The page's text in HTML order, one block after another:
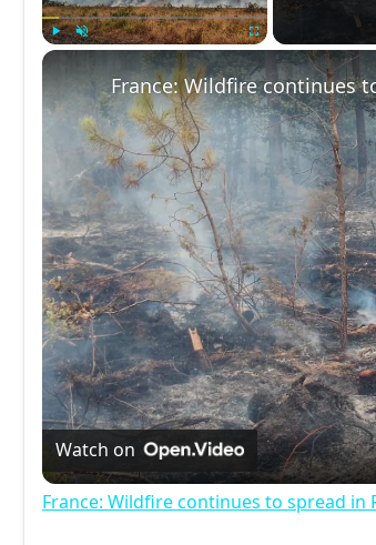
Fullscreen
Watch on
France: Wildfire continues to spread in